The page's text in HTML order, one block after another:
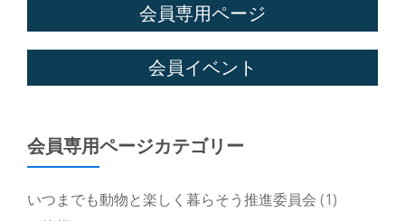
会員専用ページ
会員イベント
会員専用ページカテゴリー
いつまでも動物と楽しく暮らそう推進委員会 (1)